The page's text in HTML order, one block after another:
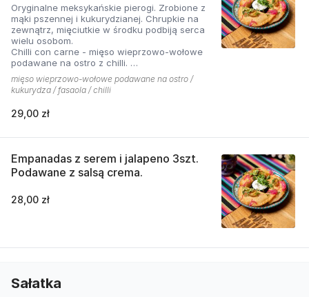
Oryginalne meksykańskie pierogi. Zrobione z
mąki pszennej i kukurydzianej. Chrupkie na
zewnątrz, mięciutkie w środku podbiją serca
wielu osobom.
Chilli con carne - mięso wieprzowo-wołowe
podawane na ostro z chilli.
Cena zawiera opakowanie na wynos
mięso wieprzowo-wołowe podawane na ostro /
kukurydza / fasaola / chilli
29,00 zł
Empanadas z serem i jalapeno 3szt.
Podawane z salsą crema.
28,00 zł
Sałatka